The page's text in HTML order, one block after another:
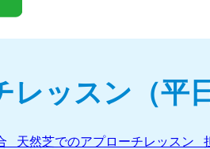
ッスン（平
天然芝でのアプローチレッスン